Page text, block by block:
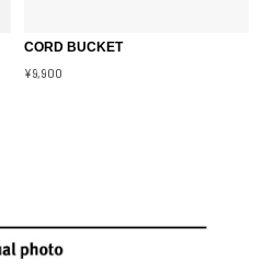
CORD BUCKET
¥9,900